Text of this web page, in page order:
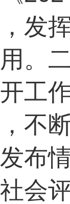
发
。
工
不
布
会